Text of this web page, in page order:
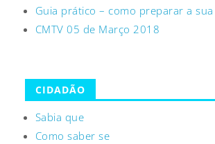
Guia prático – como preparar a sua
CMTV 05 de Março 2018
CIDADÃO
Sabia que
Como saber se